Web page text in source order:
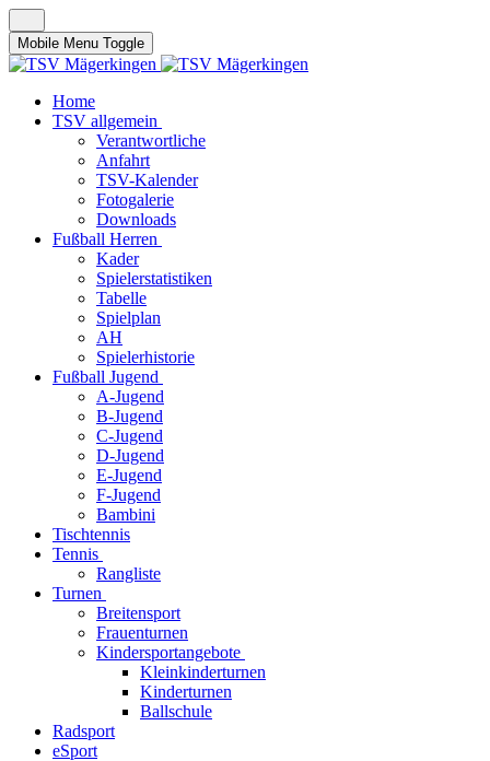
Mobile Menu Toggle
Home
TSV allgemein
Verantwortliche
Anfahrt
TSV-Kalender
Fotogalerie
Downloads
Fußball Herren
Kader
Spielerstatistiken
Tabelle
Spielplan
AH
Spielerhistorie
Fußball Jugend
A-Jugend
B-Jugend
C-Jugend
D-Jugend
E-Jugend
F-Jugend
Bambini
Tischtennis
Tennis
Rangliste
Turnen
Breitensport
Frauenturnen
Kindersportangebote
Kleinkinderturnen
Kinderturnen
Ballschule
Radsport
eSport